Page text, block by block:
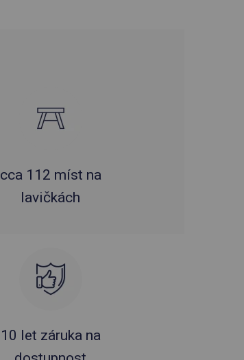
cca 112 míst na
lavičkách
10 let záruka na